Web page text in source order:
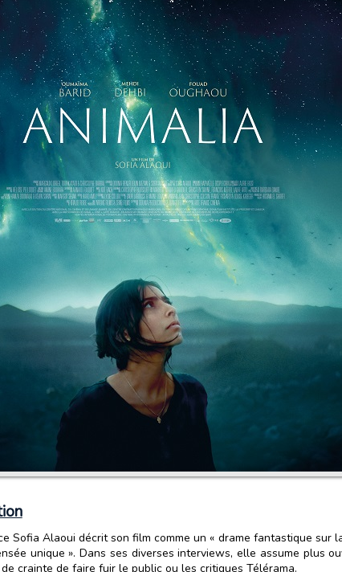
Sofia Alaoui décrit son film comme un « drame fantastique sur
unique ». Dans ses diverses interviews, elle assume plus
crainte de faire fuir le public ou les critiques Télérama.